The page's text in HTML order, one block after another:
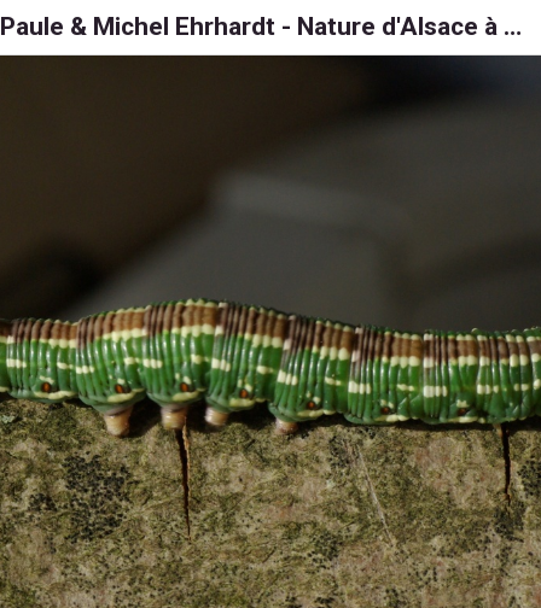
Paule & Michel Ehrhardt - Nature d'Alsace à 6, 8 et 1000 pattes